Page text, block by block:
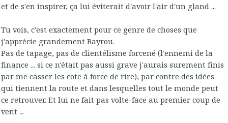
et de s'en inspirer, ça lui éviterait d'avoir l'air d'un gland ...
Tu vois, c'est exactement pour ce genre de choses que
j'apprécie grandement Bayrou.
Pas de tapage, pas de clientélisme forcené (l'ennemi de la
finance ... si ce n'était pas aussi grave j'aurais surement finis
par me casser les cote à force de rire), par contre des idées
qui tiennent la route et dans lesquelles tout le monde peut
ce retrouver. Et lui ne fait pas volte-face au premier coup de
vent ...